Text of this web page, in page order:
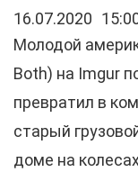
16.07.2020
Молодой
Both) на Imgur
превратил в
старый
доме на